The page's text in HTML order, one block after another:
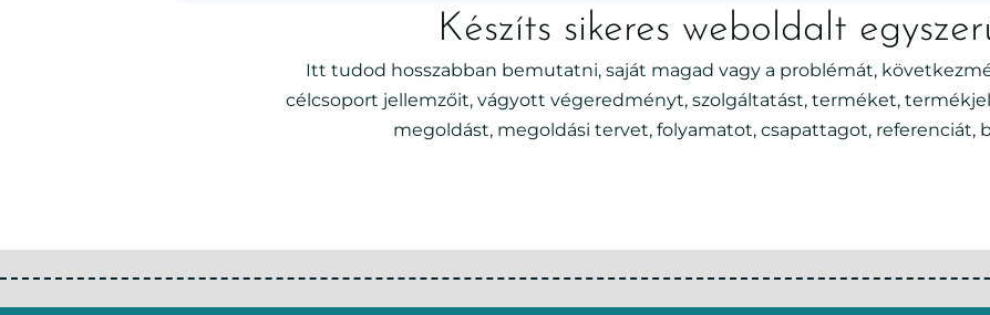
Készíts sikeres weboldalt
Itt tudod hosszabban bemutatni, saját magad vagy a problémát,
célcsoport jellemzőit, vágyott végeredményt, szolgáltatást, terméket,
megoldást, megoldási tervet, folyamatot, csapattagot, referenciát,